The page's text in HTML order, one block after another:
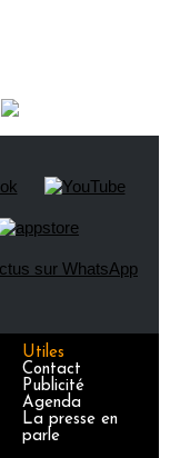
Utiles
Contact
Publicité
Agenda
La presse en
parle